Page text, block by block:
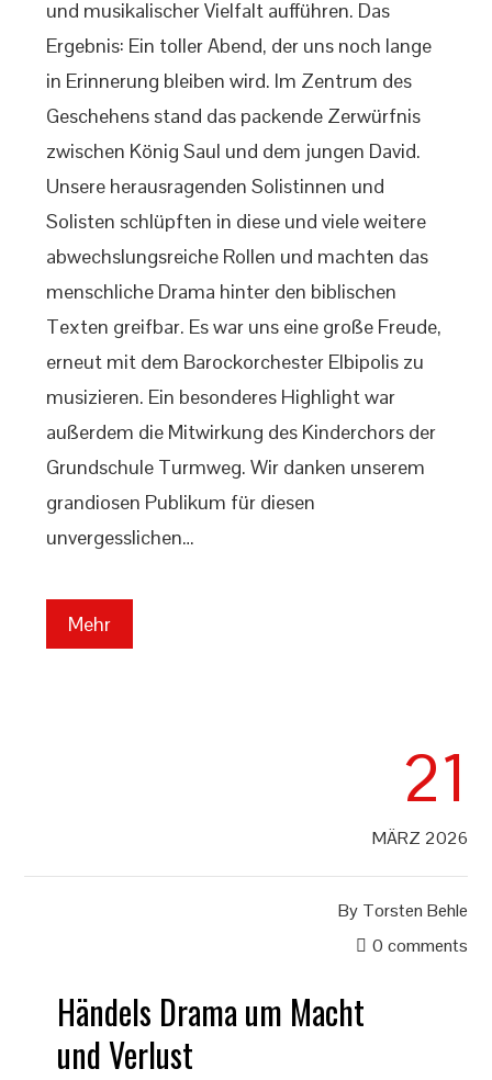
und musikalischer Vielfalt aufführen. Das
Ergebnis: Ein toller Abend, der uns noch lange
in Erinnerung bleiben wird. Im Zentrum des
Geschehens stand das packende Zerwürfnis
zwischen König Saul und dem jungen David.
Unsere herausragenden Solistinnen und
Solisten schlüpften in diese und viele weitere
abwechslungsreiche Rollen und machten das
menschliche Drama hinter den biblischen
Texten greifbar. Es war uns eine große Freude,
erneut mit dem Barockorchester Elbipolis zu
musizieren. Ein besonderes Highlight war
außerdem die Mitwirkung des Kinderchors der
Grundschule Turmweg. Wir danken unserem
grandiosen Publikum für diesen
unvergesslichen…
Mehr
21
MÄRZ 2026
By Torsten Behle
0 comments
Händels Drama um Macht
und Verlust